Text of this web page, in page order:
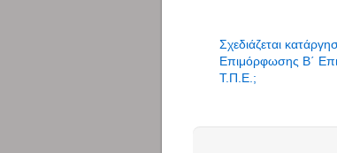
Σχεδιάζεται
Επιμόρφωσης Β΄
Τ.Π.Ε.;